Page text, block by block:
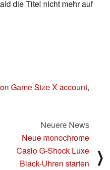
die Titel nicht mehr auf
Game Size X account,
Neuere News
Neue monochrome
Casio G-Shock Luxe
Black-Uhren starten
⟩